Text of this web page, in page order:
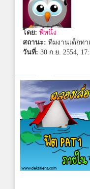
โดย: พี่หนึ่ง
สถานะ: ทีมงานเด็กท
วันที่: 30 ก.ย. 2554,